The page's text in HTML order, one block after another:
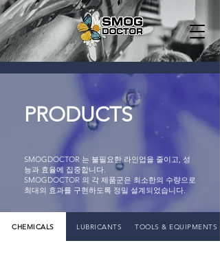
PRODUCTS
SMOGDOCTOR 는 불필요한 라인업을 줄이고, 성
능과 효율에 집중합니다.
SMOGDOCTOR 의 각 제품군은 최소한의 수량으로
최대의 효과를 구현하도록 정밀 설계되었습니다.
CHEMICALS LUBRICANTS TOOLS & EQUIPMENTS